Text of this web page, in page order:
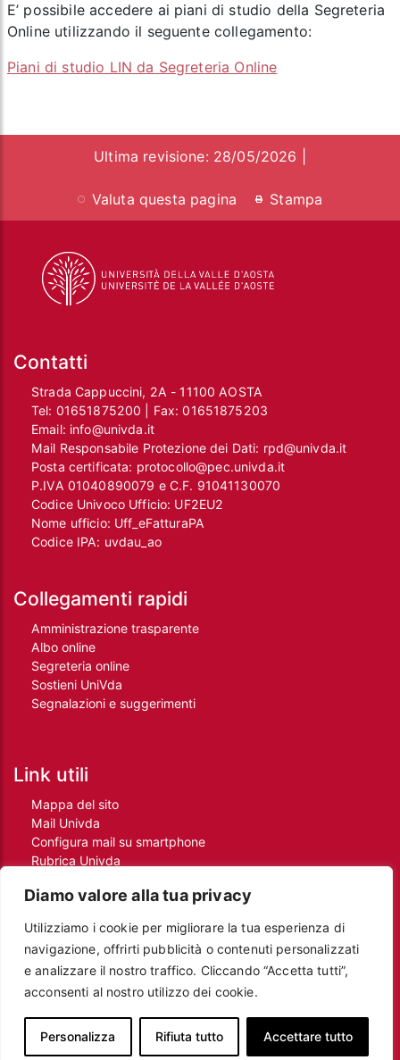
Diamo valore alla tua privacy
Utilizziamo i cookie per migliorare la tua esperienza di
navigazione, offrirti pubblicità o contenuti personalizzati
e analizzare il nostro traffico. Cliccando “Accetta tutti”,
acconsenti al nostro utilizzo dei cookie.
Personalizza Rifiuta tutto Accettare tutto
E’ possibile accedere ai piani di studio della Segreteria
Online utilizzando il seguente collegamento:
Piani di studio LIN da Segreteria Online
Ultima revisione: 28/05/2026 |
Valuta questa pagina Stampa
Contatti
Strada Cappuccini, 2A - 11100 AOSTA
Tel: 01651875200 | Fax:01651875203
Email: info@univda.it
Mail Responsabile Protezione dei Dati: rpd@univda.it
Posta certificata: protocollo@pec.univda.it
P.IVA 01040890079 e C.F. 91041130070
Codice Univoco Ufficio: UF2EU2
Nome ufficio: Uff_eFatturaPA
Codice IPA: uvdau_ao
Collegamenti rapidi
Amministrazione trasparente
Albo online
Segreteria online
Sostieni UniVda
Segnalazioni e suggerimenti
Link utili
Mappa del sito
Mail Univda
Configura mail su smartphone
Rubrica Univda
Piè di pagina
Crediti
Note legali
Contatti
Privacy e Cookie policy
Protezione dei dati personali